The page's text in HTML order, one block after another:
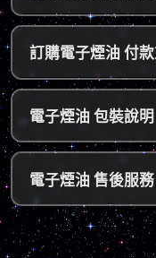
台灣本島：
a. 黑
～5個
b. 7-
2～5
延。遇
*提示1
對證件
人，收
取貨。
訂購電子煙油 付
貨到付款：
使用貨
款項以
款。
超商付款：
訂單送
超商告
後三碼
電子煙油 包裝說明
隱密包裝：
由於
物，謝
電子煙油 售後服務
退換貨原則 包裹拆